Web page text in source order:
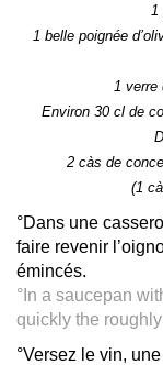
1
1 belle poignée
1 verre
Environ 30 cl de
2 càs de
(1
°Dans une
faire revenir
émincés.
°In a saucepan
quickly the
°Versez le vin,